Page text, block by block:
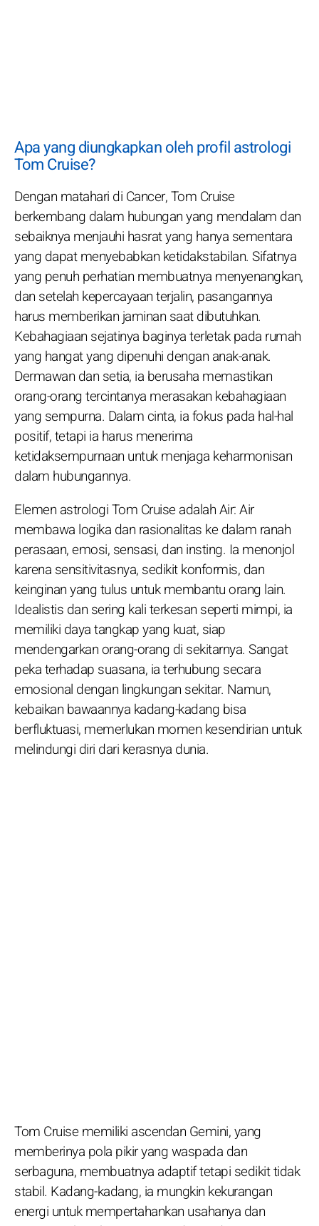
Apa yang diungkapkan oleh profil astrologi
Tom Cruise?
Dengan matahari di Cancer, Tom Cruise
berkembang dalam hubungan yang mendalam dan
sebaiknya menjauhi hasrat yang hanya sementara
yang dapat menyebabkan ketidakstabilan. Sifatnya
yang penuh perhatian membuatnya menyenangkan,
dan setelah kepercayaan terjalin, pasangannya
harus memberikan jaminan saat dibutuhkan.
Kebahagiaan sejatinya baginya terletak pada rumah
yang hangat yang dipenuhi dengan anak-anak.
Dermawan dan setia, ia berusaha memastikan
orang-orang tercintanya merasakan kebahagiaan
yang sempurna. Dalam cinta, ia fokus pada hal-hal
positif, tetapi ia harus menerima
ketidaksempurnaan untuk menjaga keharmonisan
dalam hubungannya.
Elemen astrologi Tom Cruise adalah Air: Air
membawa logika dan rasionalitas ke dalam ranah
perasaan, emosi, sensasi, dan insting. Ia menonjol
karena sensitivitasnya, sedikit konformis, dan
keinginan yang tulus untuk membantu orang lain.
Idealistis dan sering kali terkesan seperti mimpi, ia
memiliki daya tangkap yang kuat, siap
mendengarkan orang-orang di sekitarnya. Sangat
peka terhadap suasana, ia terhubung secara
emosional dengan lingkungan sekitar. Namun,
kebaikan bawaannya kadang-kadang bisa
berfluktuasi, memerlukan momen kesendirian untuk
melindungi diri dari kerasnya dunia.
Tom Cruise memiliki ascendan Gemini, yang
memberinya pola pikir yang waspada dan
serbaguna, membuatnya adaptif tetapi sedikit tidak
stabil. Kadang-kadang, ia mungkin kekurangan
energi untuk mempertahankan usahanya dan